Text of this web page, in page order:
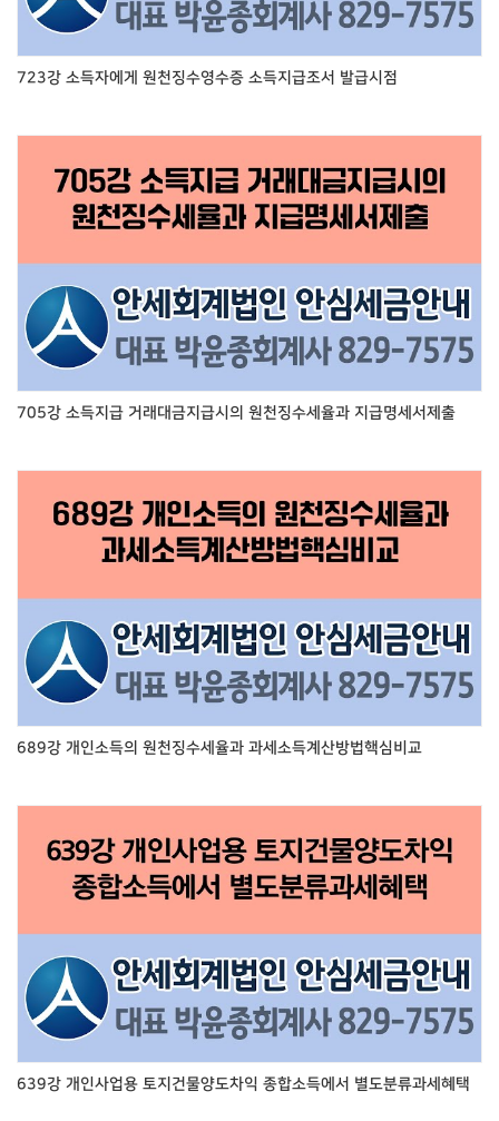
723강 소득자에게 원천징수영수증 소득지급조서 발급시점
705강 소득지급 거래대금지급시의 원천징수세율과 지급명세서제출
689강 개인소득의 원천징수세율과 과세소득계산방법핵심비교
639강 개인사업용 토지건물양도차익 종합소득에서 별도분류과세혜택